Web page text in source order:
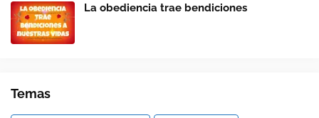
La obediencia trae bendiciones
Temas